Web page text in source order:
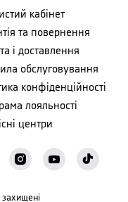
кабінет
та повернення
і доставлення
обслуговування
конфіденційності
лояльності
центри
захищені